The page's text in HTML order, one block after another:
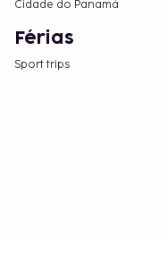
Cidade do Panamá
Férias
Sport trips